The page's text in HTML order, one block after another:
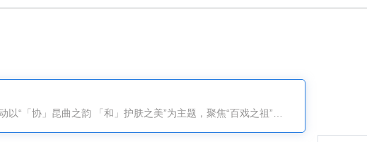
5月19日，由苏州协和药业与人民网联合发起的“守护匠心手艺人”2026昆曲篇启动仪式在苏州太仓圆满举行。本次活动以“「协」昆曲之韵 「和」护肤之美”为主题，聚焦“百戏之祖”昆曲的非遗传承，汇聚文化界、医学界、行业专家与媒体嘉宾，共同开启国货品牌与传统文化深度融合的全新篇章。作为深耕功效护肤三十七载的老牌国货，苏州协和药业自1989年与中国医学科学院皮肤病研究所共建联营厂起步，始终专注功效护肤，坚守转化医学理念，以临床真实皮肤问题为研发起点，针对不同肤质、不同地域、不同季节的皮肤变化开展系统性研究，用严谨科研与严苛品质守护国人皮肤健康。三十七年来，企业以匠心致初心，以慢功夫做产品，这种态度与昆曲艺术家代代坚守、精益求精的精神高度契合。启动仪式上，苏州协和药业董事长郑正华表示，昆曲是传世经典的“台上功夫”，昆曲作为“百戏之祖”，承载着中华传统美学，是弥足珍贵的文化瑰宝。企业深耕品质的执着，与艺术家守护国粹的初心，同根同源、一脉相通。他强调，守护匠心，就是守护我们的文化根脉；传承经典，就是延续民族的精神底色。人民网财经研究院常务副院长王金雪表示，非遗文化是中华文明绵延传承的生动见证，非遗文化···...